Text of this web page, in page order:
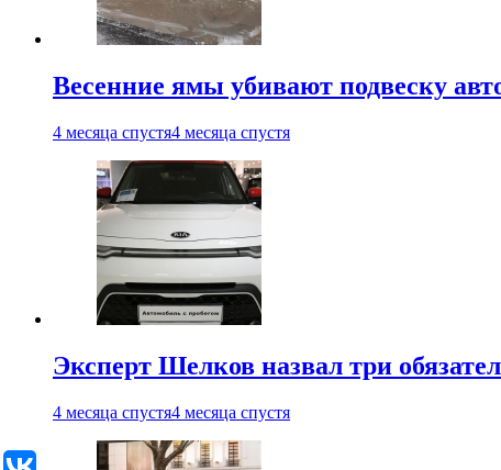
Весенние ямы убивают подвеску
4 месяца спустя4 месяца спустя
Эксперт Шелков назвал три
4 месяца спустя4 месяца спустя